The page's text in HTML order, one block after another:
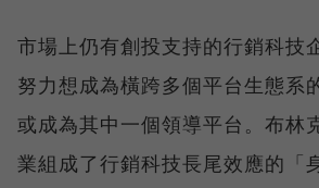
市場上仍有創投支持的行銷科技
努力想成為橫跨多個平台生態系
或成為其中一個領導平台。布林
業組成了行銷科技長尾效應的「